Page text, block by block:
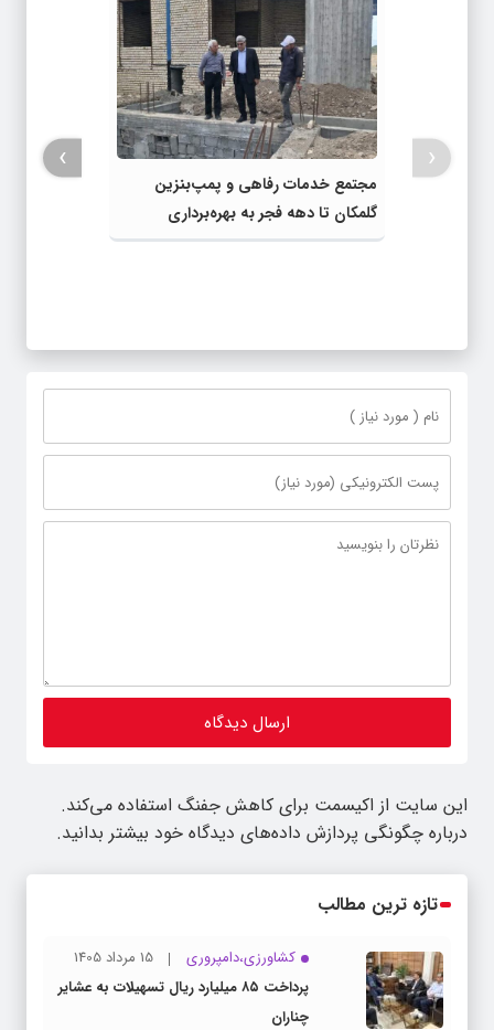
مجتمع خدمات رفاهی و پمپ‌بنزین
گلمکان تا دهه فجر به بهره‌برداری
می‌رسد
‹
›
این سایت از اکیسمت برای کاهش جفنگ استفاده می‌کند.
درباره چگونگی پردازش داده‌های دیدگاه خود بیشتر بدانید.
تازه ترین مطالب
کشاورزی،دامپروری
15 مرداد 1405
پرداخت ۸۵ میلیارد ریال تسهیلات به عشایر
چناران